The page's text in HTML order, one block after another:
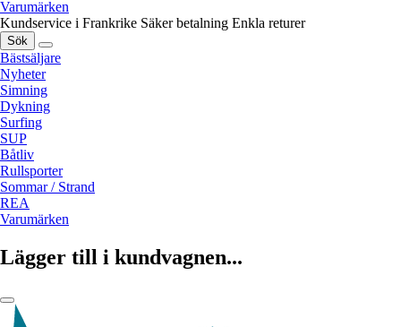
Varumärken
Kundservice i Frankrike Säker betalning Enkla returer
Sök
Bästsäljare
Nyheter
Simning
Dykning
Surfing
SUP
Båtliv
Rullsporter
Sommar / Strand
REA
Varumärken
Lägger till i kundvagnen...